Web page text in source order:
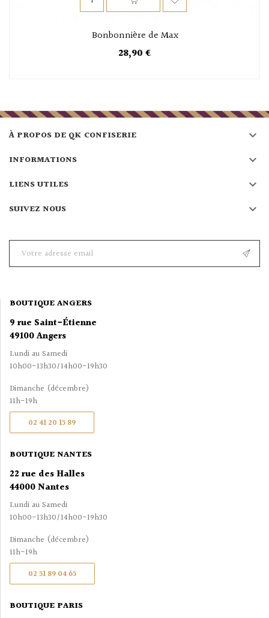
Bonbonnière de Max
28,90 €
À PROPOS DE QK CONFISERIE 
INFORMATIONS 
LIENS UTILES 
SUIVEZ NOUS 
BOUTIQUE ANGERS
9 rue Saint-Étienne
49100 Angers
Lundi au Samedi
10h00-13h30/14h00-19h30
Dimanche (décembre)
11h-19h
02 41 20 15 89
BOUTIQUE NANTES
22 rue des Halles
44000 Nantes
Lundi au Samedi
10h00-13h30/14h00-19h30
Dimanche (décembre)
11h-19h
02 51 89 04 65
BOUTIQUE PARIS